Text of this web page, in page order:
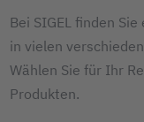
Bei SIGEL finden
in vielen
Wählen Sie für Ihr
Produkten.